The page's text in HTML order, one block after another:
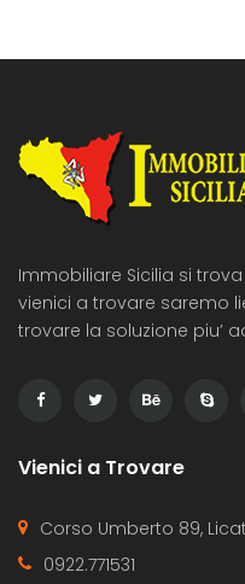
Immobiliare Sicilia si
vienici a trovare saremo
trovare la soluzione piu’
Vienici a Trovare
Corso Umberto 89,
0922.771531